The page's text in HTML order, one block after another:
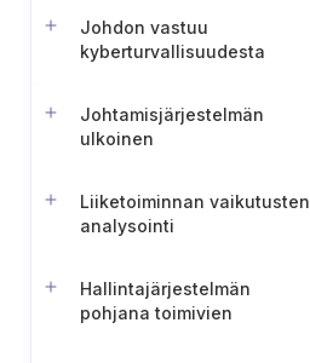
Johdon vastuu
kyberturvallisuudesta
Johtamisjärjestelmän
ulkoinen
Liiketoiminnan vaikutusten
analysointi
Hallintajärjestelmän
pohjana toimivien